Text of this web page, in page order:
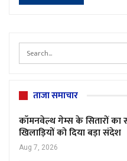
ताजा समाचार
कॉमनवेल्थ गेम्स के सितारों का
खिलाड़ियों को दिया बड़ा संदेश
Aug 7, 2026